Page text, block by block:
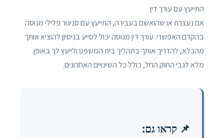
התייעץ עם עורך דין
אם נעצרת או שהואשם בעבירה, התייעץ עם סניגור פלילי מנוסה
בהקדם האפשרי. עורך דין מנוסה יכול לסייע בניסיון להוציא אותך
מהכלא, להדריך אותך בתהליך בית המשפט ולייעץ לך באופן
מלא לגבי החוק החל, כולל כל השינויים האחרונים.
📌 קראו גם: